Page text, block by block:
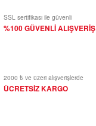
SSL sertifikası ile güvenli
%100 GÜVENLİ ALIŞVERİŞ
2000 ₺ ve üzeri alışverişlerde
ÜCRETSİZ KARGO